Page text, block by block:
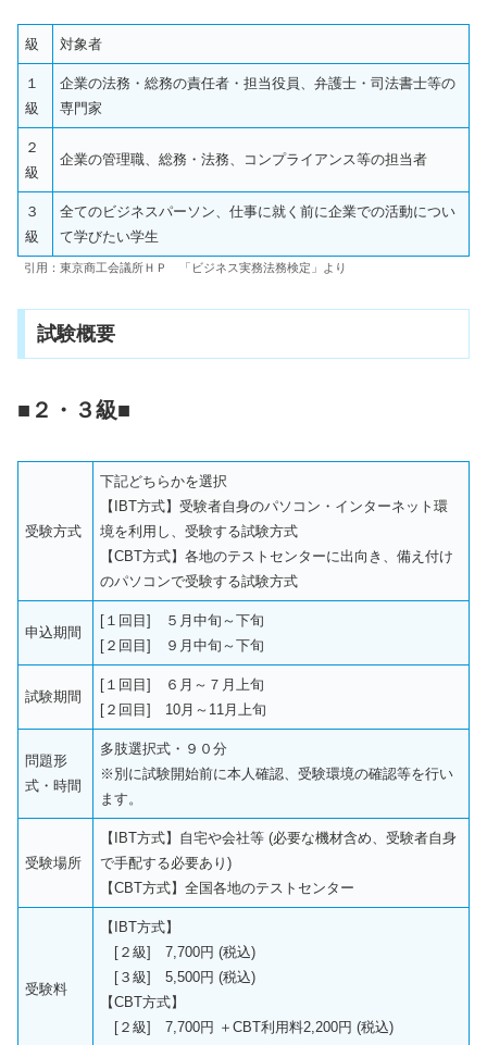
級 対象者
１
級
企業の法務・総務の責任者・担当役員、弁護士・司法書士等の
専門家
２
級
企業の管理職、総務・法務、コンプライアンス等の担当者
３
級
全てのビジネスパーソン、仕事に就く前に企業での活動につい
て学びたい学生
引用：東京商工会議所ＨＰ 「ビジネス実務法務検定」より
試験概要
■２・３級■
受験方式
下記どちらかを選択
【IBT方式】受験者自身のパソコン・インターネット環
境を利用し、受験する試験方式
【CBT方式】各地のテストセンターに出向き、備え付け
のパソコンで受験する試験方式
申込期間
[１回目] ５月中旬～下旬
[２回目] ９月中旬～下旬
試験期間
[１回目] ６月～７月上旬
[２回目] 10月～11月上旬
問題形
式・時間
多肢選択式・９０分
※別に試験開始前に本人確認、受験環境の確認等を行い
ます。
受験場所
【IBT方式】自宅や会社等 (必要な機材含め、受験者自身
で手配する必要あり)
【CBT方式】全国各地のテストセンター
受験料
【IBT方式】
[２級] 7,700円 (税込)
[３級] 5,500円 (税込)
【CBT方式】
[２級] 7,700円 ＋CBT利用料2,200円 (税込)